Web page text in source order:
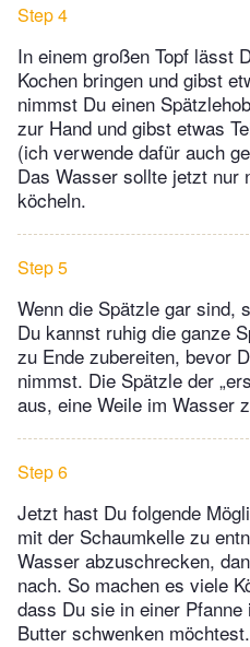
Step 4
In einem großen Topf lässt
Kochen bringen und gibst
nimmst Du einen
zur Hand und gibst etwas
(ich verwende dafür auch
Das Wasser sollte jetzt nur
köcheln.
Step 5
Wenn die Spätzle gar sind,
Du kannst ruhig die ganze
zu Ende zubereiten, bevor
nimmst. Die Spätzle der
aus, eine Weile im Wasser
Step 6
Jetzt hast Du folgende
mit der Schaumkelle zu
Wasser abzuschrecken,
nach. So machen es viele
dass Du sie in einer
Butter schwenken möchtest.